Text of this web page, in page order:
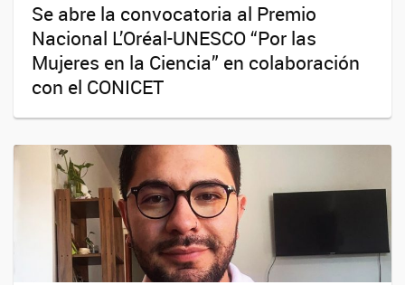
Se abre la convocatoria al Premio
Nacional L’Oréal-UNESCO “Por las
Mujeres en la Ciencia” en colaboración
con el CONICET